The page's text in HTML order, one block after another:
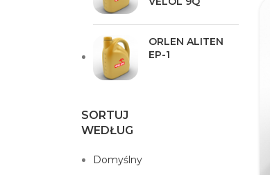
ORLEN ALITEN
EP-1
SORTUJ
WEDŁUG
Domyślny